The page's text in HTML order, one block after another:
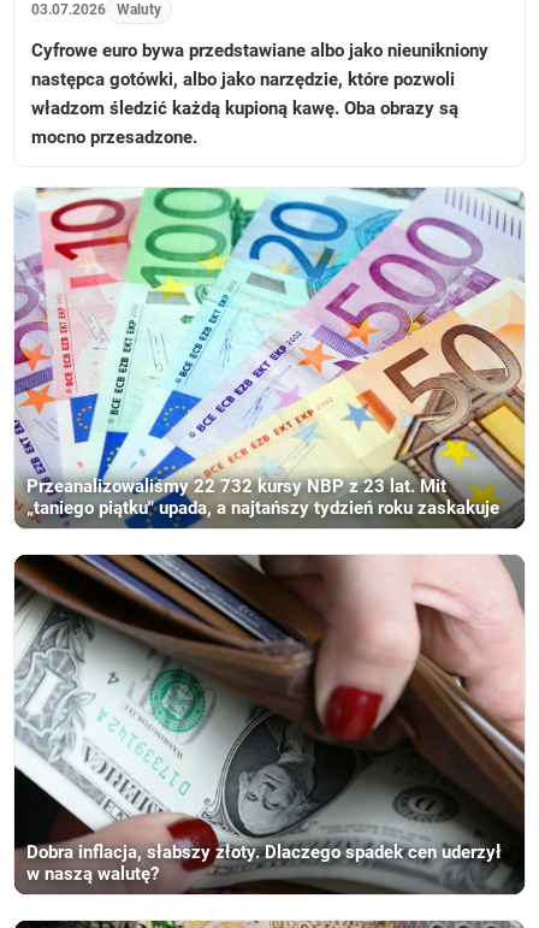
03.07.2026 Waluty
Cyfrowe euro bywa przedstawiane albo jako nieunikniony
następca gotówki, albo jako narzędzie, które pozwoli
władzom śledzić każdą kupioną kawę. Oba obrazy są
mocno przesadzone.
Przeanalizowaliśmy 22 732 kursy NBP z 23 lat. Mit
„taniego piątku" upada, a najtańszy tydzień roku zaskakuje
Dobra inflacja, słabszy złoty. Dlaczego spadek cen uderzył
w naszą walutę?